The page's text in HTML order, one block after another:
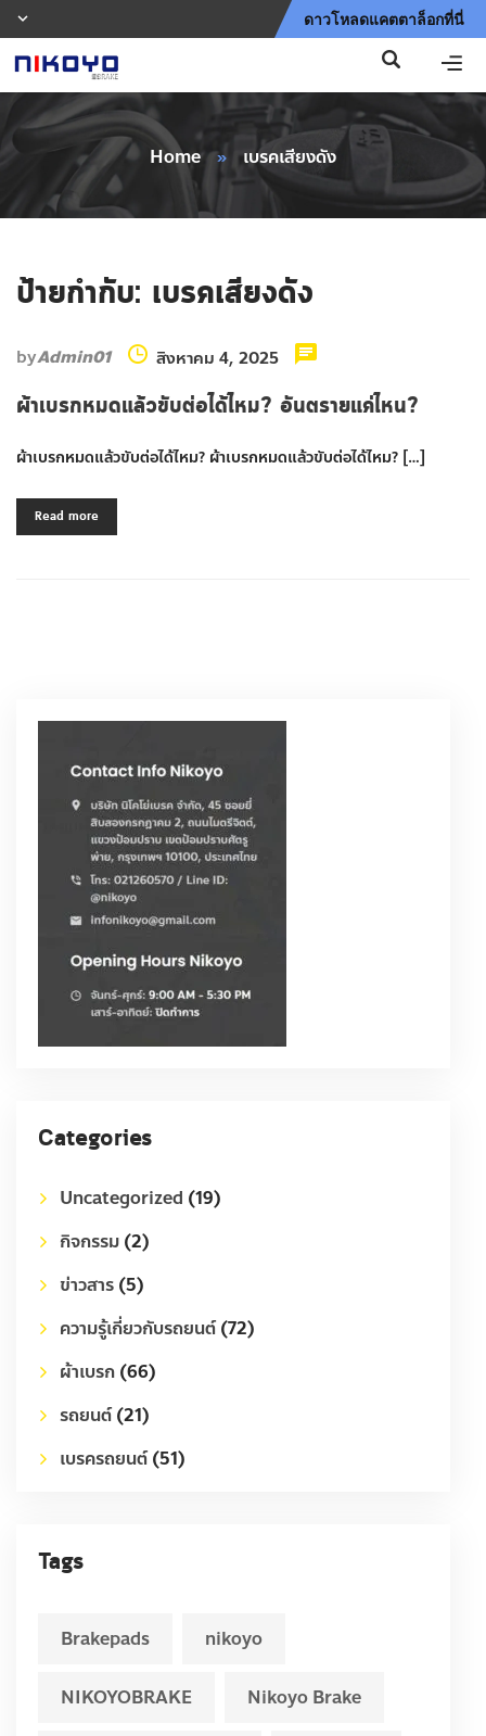
ดาวโหลดแคตตาล็อกที่นี่
Home » เบรคเสียงดัง
ป้ายกำกับ: เบรคเสียงดัง
byAdmin01 สิงหาคม 4, 2025
ผ้าเบรกหมดแล้วขับต่อได้ไหม? อันตรายแค่ไหน?
ผ้าเบรกหมดแล้วขับต่อได้ไหม? ผ้าเบรกหมดแล้วขับต่อได้ไหม? […]
Read more
Categories
Uncategorized (19)
กิจกรรม (2)
ข่าวสาร (5)
ความรู้เกี่ยวกับรถยนต์(72)
ผ้าเบรก (66)
รถยนต์(21)
เบรครถยนต์(51)
Tags
Brakepads nikoyo
NIKOYOBRAKE Nikoyo Brake